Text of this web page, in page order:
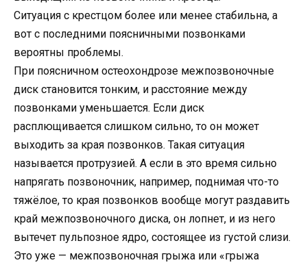
Ситуация с крестцом более или менее стабильна, а
вот с последними поясничными позвонками
вероятны проблемы.
При поясничном остеохондрозе межпозвоночные
диск становится тонким, и расстояние между
позвонками уменьшается. Если диск
расплющивается слишком сильно, то он может
выходить за края позвонков. Такая ситуация
называется протрузией. А если в это время сильно
напрягать позвоночник, например, поднимая что-то
тяжёлое, то края позвонков вообще могут раздавить
край межпозвоночного диска, он лопнет, и из него
вытечет пульпозное ядро, состоящее из густой слизи.
Это уже — межпозвоночная грыжа или «грыжа